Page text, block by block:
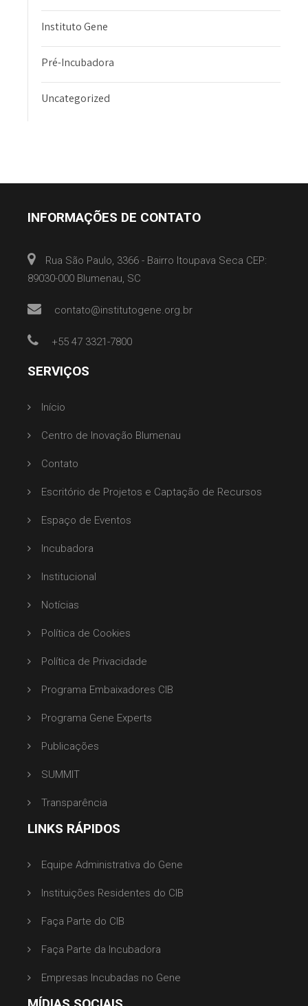
Instituto Gene
Pré-Incubadora
Uncategorized
INFORMAÇÕES DE CONTATO
Rua São Paulo, 3366 - Bairro Itoupava Seca CEP:
89030-000 Blumenau, SC
contato@institutogene.org.br
+55 47 3321-7800
SERVIÇOS
Início
Centro de Inovação Blumenau
Contato
Escritório de Projetos e Captação de Recursos
Espaço de Eventos
Incubadora
Institucional
Notícias
Política de Cookies
Política de Privacidade
Programa Embaixadores CIB
Programa Gene Experts
Publicações
SUMMIT
Transparência
LINKS RÁPIDOS
Equipe Administrativa do Gene
Instituições Residentes do CIB
Faça Parte do CIB
Faça Parte da Incubadora
Empresas Incubadas no Gene